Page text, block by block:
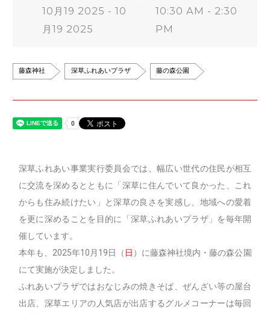
10月19 2025 - 10
月19 2025
10:30 AM - 2:30
PM
藤森神社 深草ふれあいプラザ 藤の森公園
深草ふれあい事業実行委員会では、幅広い世代の住民が相互
に交流を深めるとともに「深草に住んでいて良かった、これ
からも住み続けたい」と深草の良さを実感し、地域への愛着
を更に深めることを目的に「深草ふれあいプラザ」を毎年開
催しています。
本年も、2025年10月19日（ 日 ）に藤森神社境内・藤の森公園
にて実施が決定しました。
ふれあいプラザではおなじみの焼きそば、ぜんざい等の屋台
出店、深草エリアの人気店が出店するグルメコーナーは毎回